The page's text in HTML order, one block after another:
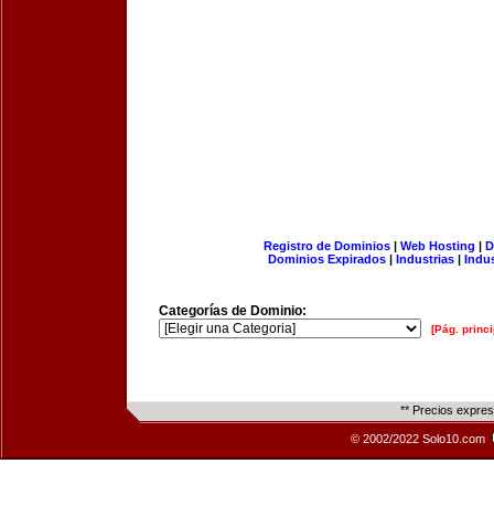
Registro de Dominios| Web Hosting |
Dominios Expirados | Industrias |
Categorías de Dominio:
[Pág.
** Precios
© 2002/2022 Solo10.com